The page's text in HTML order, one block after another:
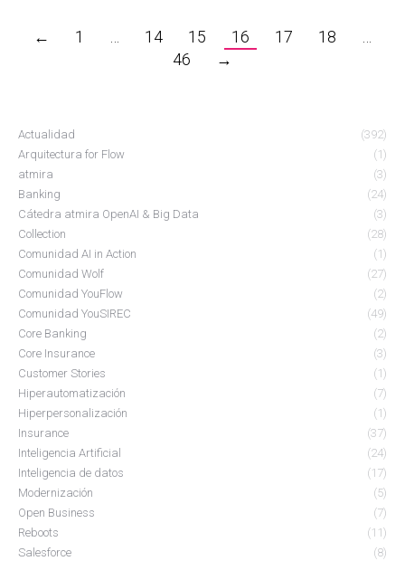
← 1 … 14 15 16 17 18
…
46
→
Actualidad
(392)
Arquitectura for Flow
(1)
atmira
(3)
Banking
(24)
Cátedra atmira OpenAI & Big Data
(3)
Collection
(28)
Comunidad AI in Action
(1)
Comunidad Wolf
(27)
Comunidad YouFlow
(2)
Comunidad YouSIREC
(49)
Core Banking
(2)
Core Insurance
(3)
Customer Stories
(1)
Hiperautomatización
(7)
Hiperpersonalización
(1)
Insurance
(37)
Inteligencia Artificial
(24)
Inteligencia de datos
(17)
Modernización
(5)
Open Business
(7)
Reboots
(11)
Salesforce
(8)